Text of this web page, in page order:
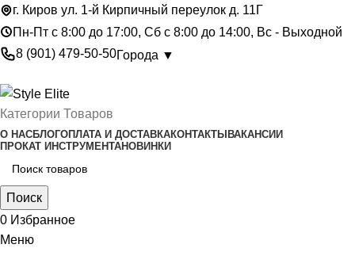
г. Киров ул. 1-й Кирпичный переулок д. 11Г
Пн-Пт с 8:00 до 17:00, Сб с 8:00 до 14:00, Вс - Выходной
8 (901) 479-50-50Города ▼
Категории Товаров
О НАСБЛОГОПЛАТА И ДОСТАВКАКОНТАКТЫ ВАКАНСИИ
ПРОКАТ ИНСТРУМЕНТАНОВИНКИ
Поиск
0 Избранное
Меню